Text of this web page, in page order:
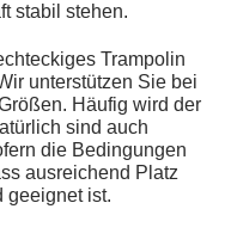
stabil stehen.
Trampolin
unterstützen Sie bei
Häufig wird der
sind auch
die Bedingungen
ausreichend Platz
geeignet ist.